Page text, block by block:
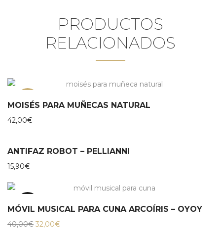
PRODUCTOS
RELACIONADOS
MOISÉS PARA MUÑECAS NATURAL
42,00€
ANTIFAZ ROBOT – PELLIANNI
15,90€
MÓVIL MUSICAL PARA CUNA ARCOÍRIS – OYOY
40,00€ El
32,00€El